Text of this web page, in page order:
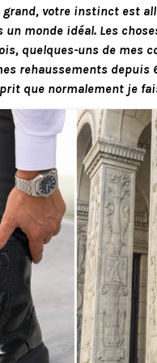
votre instinct est
un monde idéal. Les
quelques-uns de mes
rehaussements depuis
que normalement je